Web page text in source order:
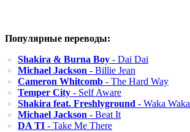
Популярные переводы:
Shakira & Burna Boy - Dai Dai
Michael Jackson - Billie Jean
Cameron Whitcomb - The Hard Way
Temper City - Self Aware
Shakira feat. Freshlyground - Waka Waka
Michael Jackson - Beat It
DA TI - Take Me There